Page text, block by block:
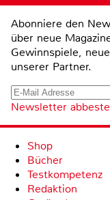
Abonniere den
über neue
Gewinnspiele,
unserer Partner.
Newsletter
Shop
Bücher
Testkompetenz
Redaktion